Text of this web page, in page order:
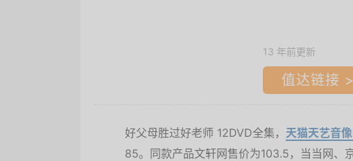
13 年前更新
值达链接 >
好父母胜过好老师 12DVD全集， 天猫天艺音
85。同款产品文轩网售价为103.5，当当网、